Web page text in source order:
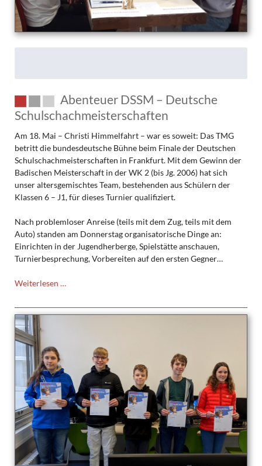
Abenteuer DSSM – Deutsche
Schulschachmeisterschaften
Am 18. Mai – Christi Himmelfahrt – war es soweit: Das TMG
betritt die bundesdeutsche Bühne beim Finale der Deutschen
Schulschachmeisterschaften in Frankfurt. Mit dem Gewinn der
Badischen Meisterschaft in der WK 2 (bis Jg. 2006) hat sich
unser altersgemischtes Team, bestehenden aus Schülern der
Klassen 6 – J1, für dieses Turnier qualifiziert.
Nach problemloser Anreise (teils mit dem Zug, teils mit dem
Auto) standen am Donnerstag organisatorische Dinge an:
Einrichten in der Jugendherberge, Spielstätte anschauen,
Turnierbesprechung, Vorbereiten auf den ersten Gegner…
Weiterlesen …
–